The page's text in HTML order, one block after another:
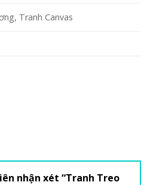
Tranh Canvas
nhận xét “Tranh Treo